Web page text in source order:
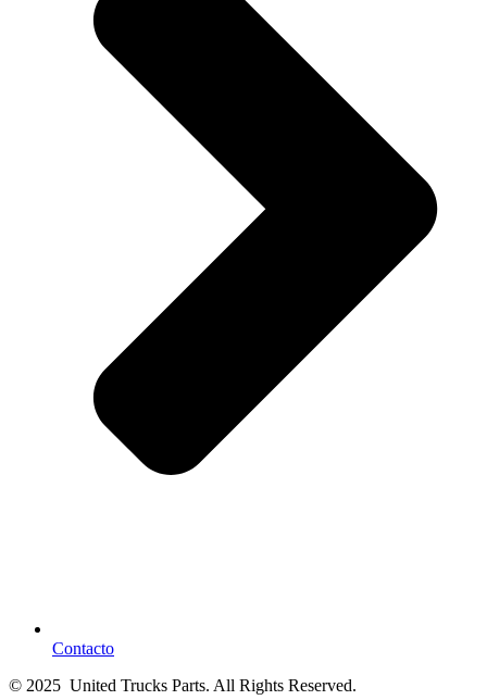
Contacto
© 2025 United Trucks Parts. All Rights Reserved.